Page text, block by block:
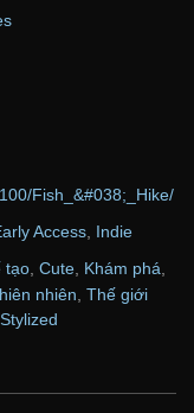
Fish_&#038;_Hike/
Access Indie
tạo, Cute, Khám phá,
nhiên Thế giới
Stylized